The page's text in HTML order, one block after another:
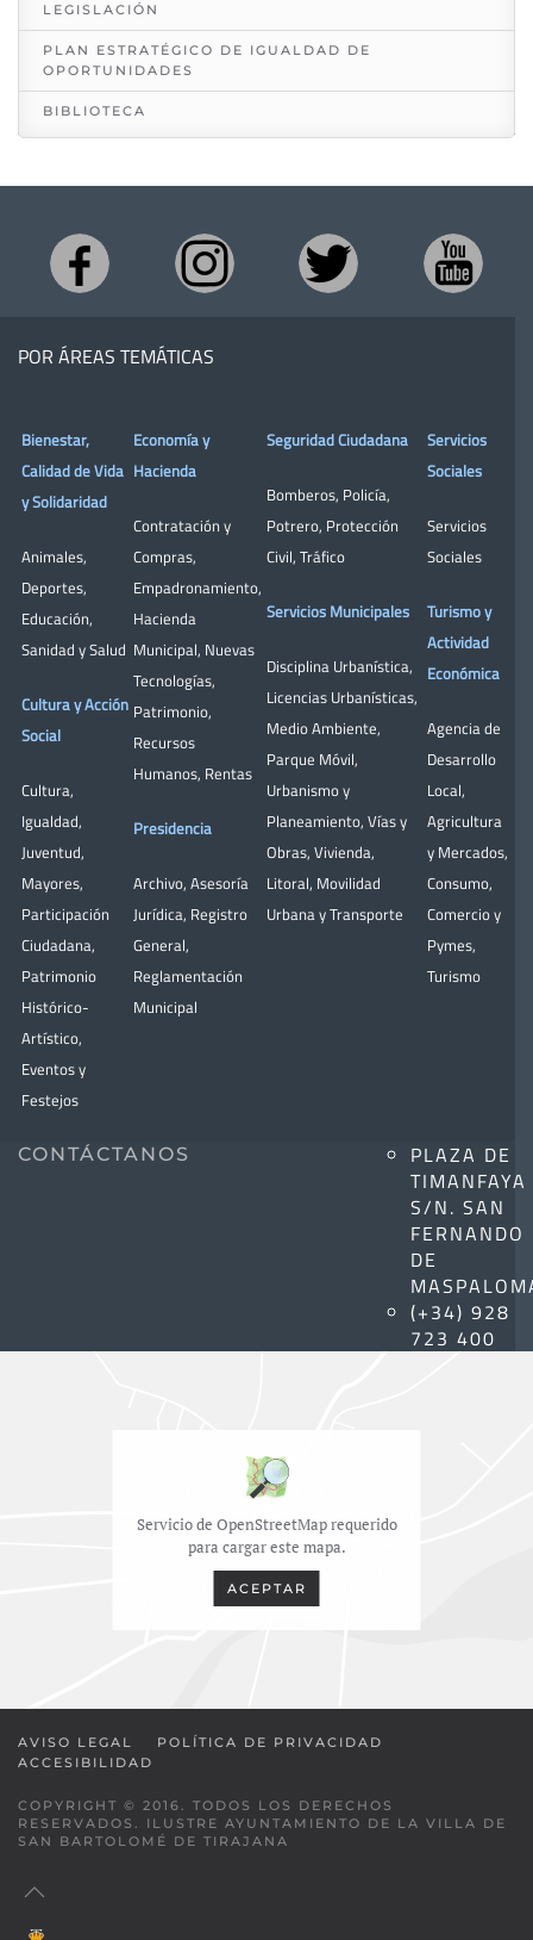
LEGISLACIÓN
PLAN ESTRATÉGICO DE IGUALDAD DE
OPORTUNIDADES
BIBLIOTECA
POR ÁREAS TEMÁTICAS
Bienestar,
Calidad de Vida
y Solidaridad
Animales,
Deportes,
Educación,
Sanidad y Salud
Cultura y Acción
Social
Cultura,
Igualdad,
Juventud,
Mayores,
Participación
Ciudadana,
Patrimonio
Histórico-
Artístico,
Eventos y
Festejos
Economía y
Hacienda
Contratación y
Compras,
Empadronamiento,
Hacienda
Municipal, Nuevas
Tecnologías,
Patrimonio,
Recursos
Humanos, Rentas
Presidencia
Archivo, Asesoría
Jurídica, Registro
General,
Reglamentación
Municipal
Seguridad Ciudadana
Bomberos, Policía,
Potrero, Protección
Civil, Tráfico
Servicios Municipales
Disciplina Urbanística,
Licencias Urbanísticas,
Medio Ambiente,
Parque Móvil,
Urbanismo y
Planeamiento, Vías y
Obras, Vivienda,
Litoral, Movilidad
Urbana y Transporte
Servicios
Sociales
Servicios
Sociales
Turismo y
Actividad
Económica
Agencia de
Desarrollo
Local,
Agricultura
y Mercados,
Consumo,
Comercio y
Pymes,
Turismo
CONTÁCTANOS
PLAZA DE
TIMANFAYA
S/N. SAN
FERNANDO
DE
(+34) 928
723 400
Servicio de OpenStreetMap requerido
para cargar este mapa.
ACEPTAR
AVISO LEGAL
POLÍTICA DE PRIVACIDAD
ACCESIBILIDAD
COPYRIGHT © 2016. TODOS LOS DERECHOS
RESERVADOS. ILUSTRE AYUNTAMIENTO DE LA VILLA DE
SAN BARTOLOMÉ DE TIRAJANA